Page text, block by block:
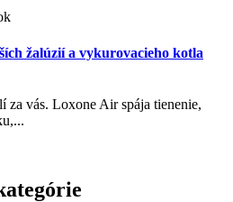
žalúzií a vykurovacieho kotla
za vás. Loxone Air spája tienenie,